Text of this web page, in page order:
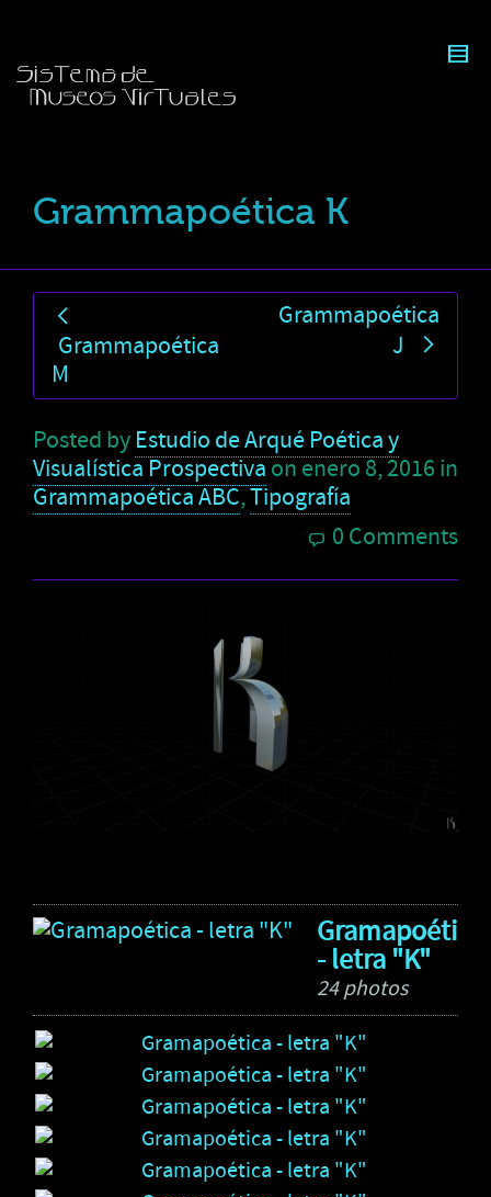
Grammapoética K
Grammapoética
M
Grammapoética
J
Posted by Estudio de Arqué Poética y
Visualística Prospectiva on enero 8, 2016 in
Grammapoética ABC,Tipografía
0 Comments
Gramapoética
- letra "K"
24 photos